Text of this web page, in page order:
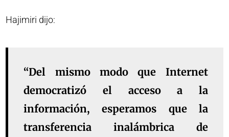
Hajimiri dijo:
“Del mismo modo que Internet
democratizó el acceso a la
información, esperamos que la
transferencia inalámbrica de